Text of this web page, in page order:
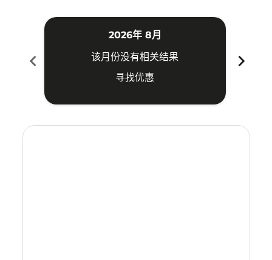
chevron_left
2026年 8月
该月份没有相关结果
寻找优惠
chevron_right